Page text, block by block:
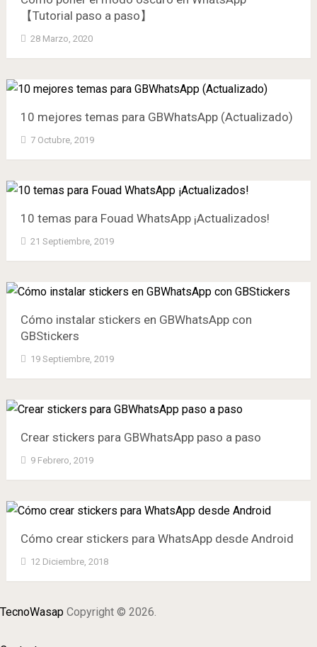
【Tutorial paso a paso】
28 Marzo, 2020
10 mejores temas para GBWhatsApp (Actualizado)
7 Octubre, 2019
10 temas para Fouad WhatsApp ¡Actualizados!
21 Septiembre, 2019
Cómo instalar stickers en GBWhatsApp con
GBStickers
19 Septiembre, 2019
Crear stickers para GBWhatsApp paso a paso
9 Febrero, 2019
Cómo crear stickers para WhatsApp desde Android
12 Diciembre, 2018
TecnoWasap Copyright © 2026.